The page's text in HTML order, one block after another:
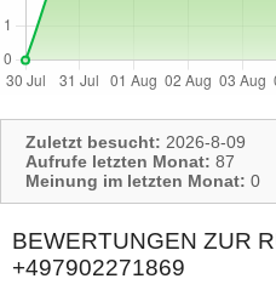
Zuletzt besucht: 2026-8-09
Aufrufe letzten Monat: 87
Meinung im letzten Monat: 0
BEWERTUNGEN ZUR
+497902271869